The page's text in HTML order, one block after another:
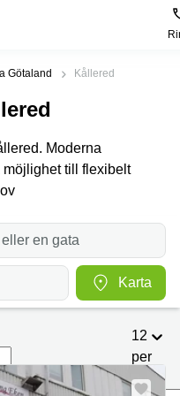
Götaland Kållered
Moderna
till flexibelt
Karta
12
per
sida